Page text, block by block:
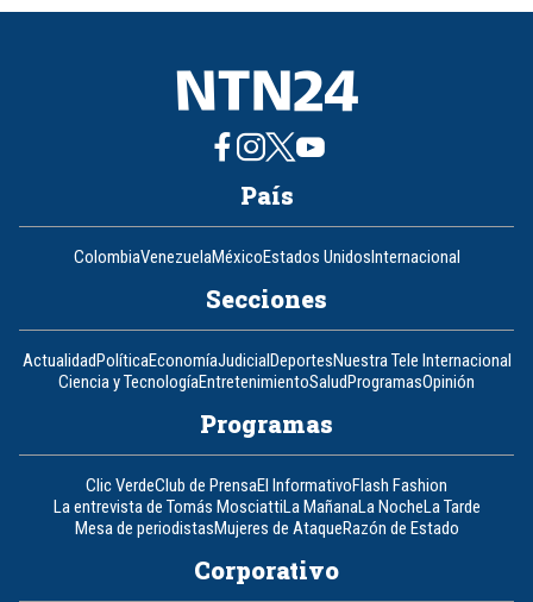
8
País
ColombiaVenezuelaMéxicoEstados UnidosInternacional
Secciones
ActualidadPolíticaEconomíaJudicialDeportesNuestra Tele Internacional
Ciencia y TecnologíaEntretenimientoSaludProgramasOpinión
Programas
Clic VerdeClub de PrensaEl InformativoFlash Fashion
La entrevista de Tomás MosciattiLa MañanaLa NocheLa Tarde
Mesa de periodistasMujeres de AtaqueRazón de Estado
Corporativo